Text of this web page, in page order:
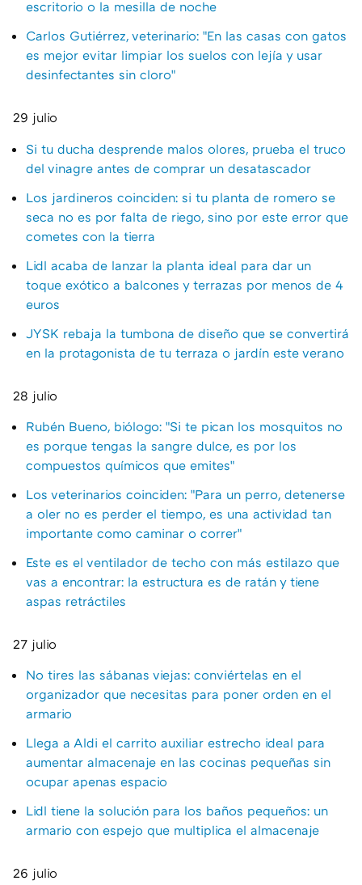
escritorio o la mesilla de noche
Carlos Gutiérrez, veterinario: "En las casas con gatos
es mejor evitar limpiar los suelos con lejía y usar
desinfectantes sin cloro"
29 julio
Si tu ducha desprende malos olores, prueba el truco
del vinagre antes de comprar un desatascador
Los jardineros coinciden: si tu planta de romero se
seca no es por falta de riego, sino por este error que
cometes con la tierra
Lidl acaba de lanzar la planta ideal para dar un
toque exótico a balcones y terrazas por menos de 4
euros
JYSK rebaja la tumbona de diseño que se convertirá
en la protagonista de tu terraza o jardín este verano
28 julio
Rubén Bueno, biólogo: "Si te pican los mosquitos no
es porque tengas la sangre dulce, es por los
compuestos químicos que emites"
Los veterinarios coinciden: "Para un perro, detenerse
a oler no es perder el tiempo, es una actividad tan
importante como caminar o correr"
Este es el ventilador de techo con más estilazo que
vas a encontrar: la estructura es de ratán y tiene
aspas retráctiles
27 julio
No tires las sábanas viejas: conviértelas en el
organizador que necesitas para poner orden en el
armario
Llega a Aldi el carrito auxiliar estrecho ideal para
aumentar almacenaje en las cocinas pequeñas sin
ocupar apenas espacio
Lidl tiene la solución para los baños pequeños: un
armario con espejo que multiplica el almacenaje
26 julio